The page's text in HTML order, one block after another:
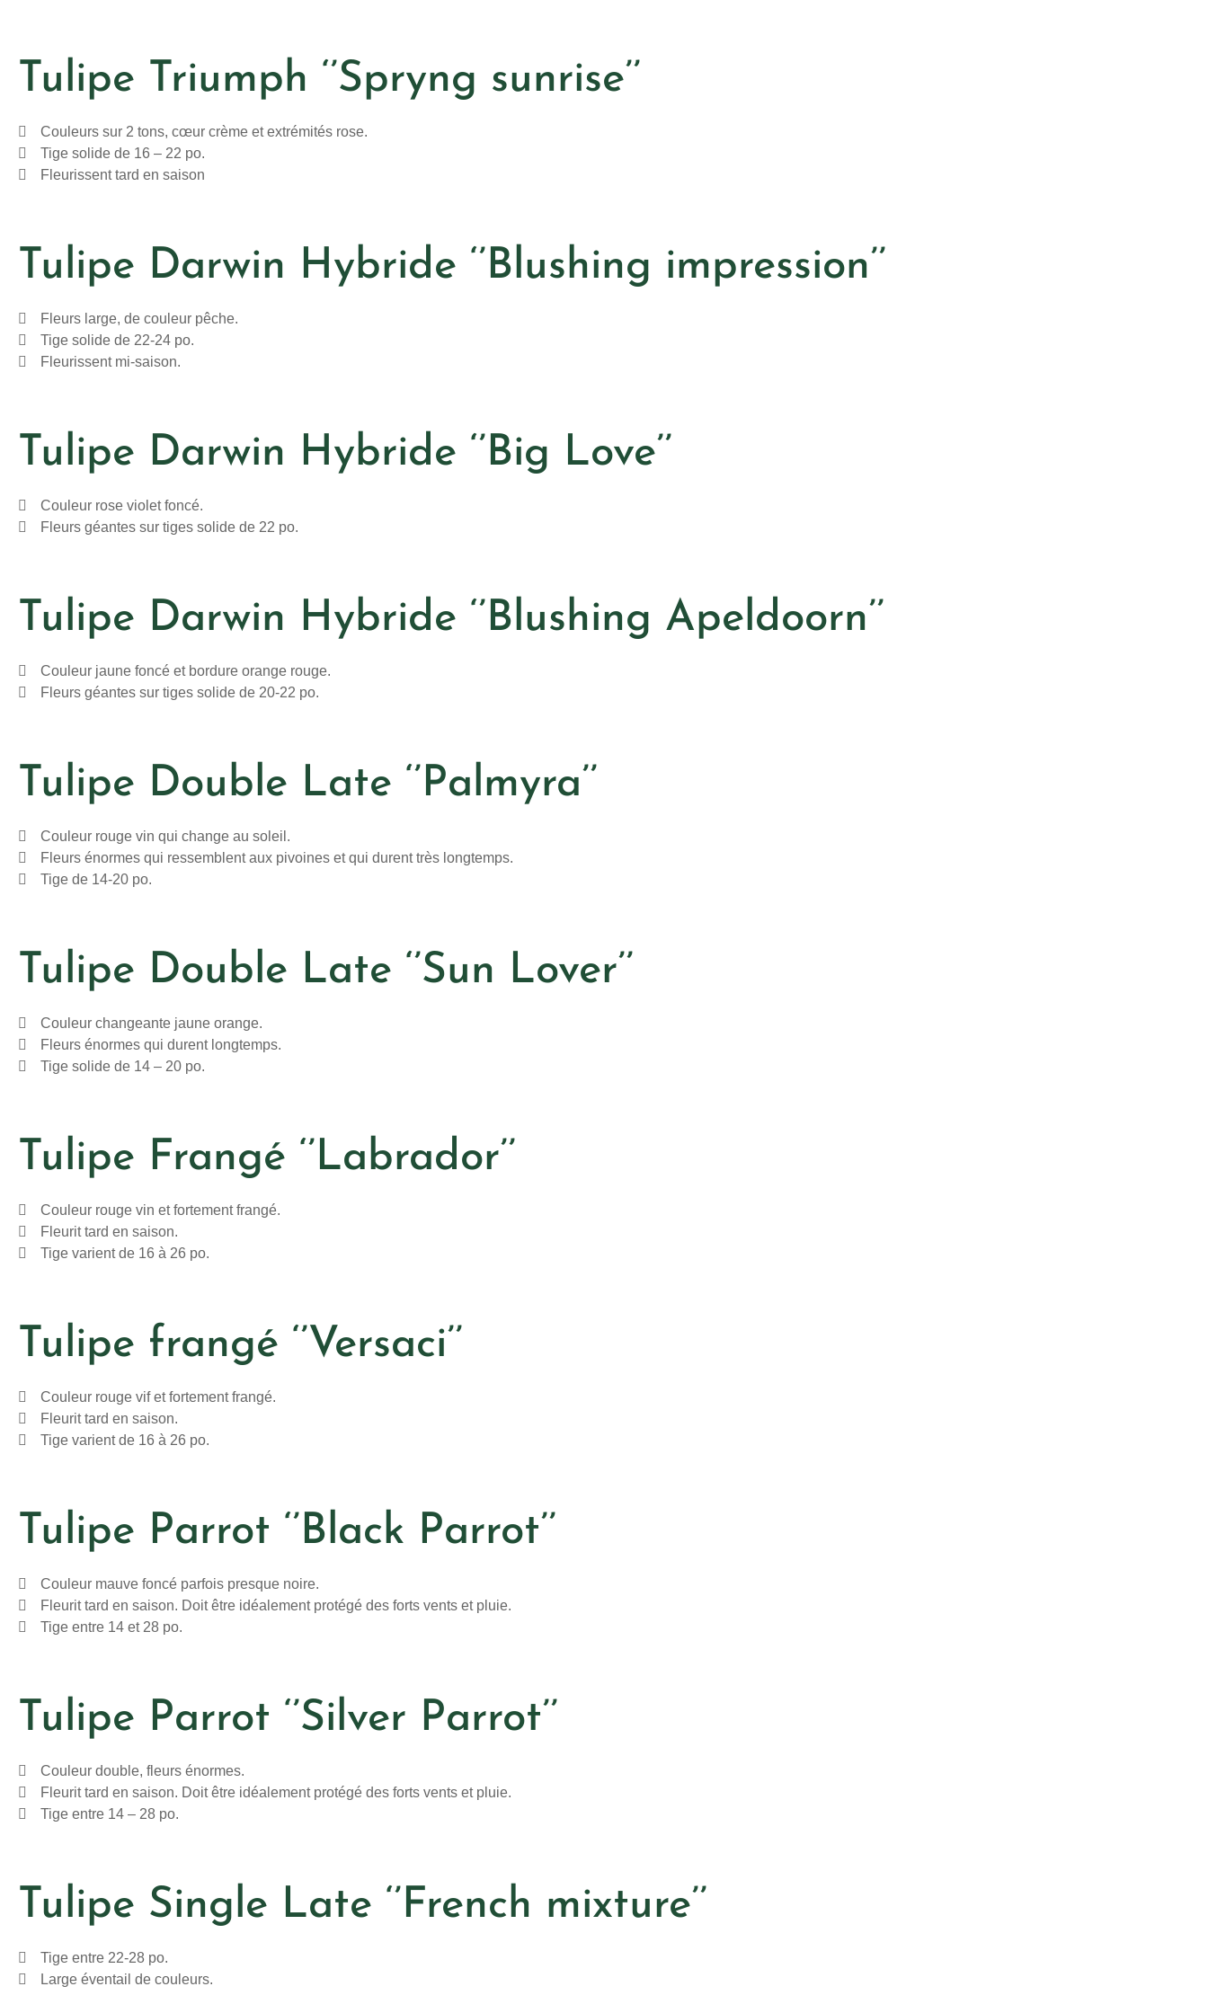
Tulipe Triumph ‘’Spryng sunrise’’
Couleurs sur 2 tons, cœur crème et extrémités rose.
Tige solide de 16 – 22 po.
Fleurissent tard en saison
Tulipe Darwin Hybride ‘’Blushing impression’’
Fleurs large, de couleur pêche.
Tige solide de 22-24 po.
Fleurissent mi-saison.
Tulipe Darwin Hybride ‘’Big Love’’
Couleur rose violet foncé.
Fleurs géantes sur tiges solide de 22 po.
Tulipe Darwin Hybride ‘’Blushing Apeldoorn’’
Couleur jaune foncé et bordure orange rouge.
Fleurs géantes sur tiges solide de 20-22 po.
Tulipe Double Late ‘’Palmyra’’
Couleur rouge vin qui change au soleil.
Fleurs énormes qui ressemblent aux pivoines et qui durent très longtemps.
Tige de 14-20 po.
Tulipe Double Late ‘’Sun Lover’’
Couleur changeante jaune orange.
Fleurs énormes qui durent longtemps.
Tige solide de 14 – 20 po.
Tulipe Frangé ‘’Labrador’’
Couleur rouge vin et fortement frangé.
Fleurit tard en saison.
Tige varient de 16 à 26 po.
Tulipe frangé ‘’Versaci’’
Couleur rouge vif et fortement frangé.
Fleurit tard en saison.
Tige varient de 16 à 26 po.
Tulipe Parrot ‘’Black Parrot’’
Couleur mauve foncé parfois presque noire.
Fleurit tard en saison. Doit être idéalement protégé des forts vents et pluie.
Tige entre 14 et 28 po.
Tulipe Parrot ‘’Silver Parrot’’
Couleur double, fleurs énormes.
Fleurit tard en saison. Doit être idéalement protégé des forts vents et pluie.
Tige entre 14 – 28 po.
Tulipe Single Late ‘’French mixture’’
Tige entre 22-28 po.
Large éventail de couleurs.